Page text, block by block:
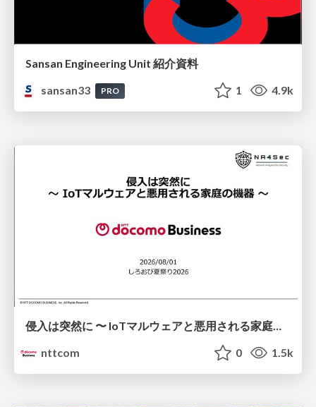
Sansan Engineering Unit 紹介資料
sansan33
PRO 1 4.9k
侵入は突然に 〜 IoTマルウェアと悪用される家庭の機器 ～ / When Intrusion Strikes: IoT Malware and the Abuse of Home Devices
nttcom
0 1.5k